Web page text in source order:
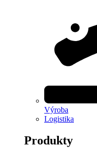
Výroba
Logistika
Produkty